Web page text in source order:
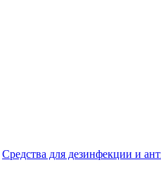
Средства для дезинфекции и